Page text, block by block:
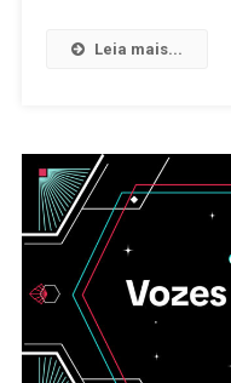
Leia mais...